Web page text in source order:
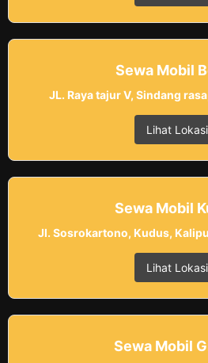
Sewa Mobil
JL. Raya tajur V, Sindang
Lihat Lokasi
Sewa Mobil
Jl. Sosrokartono, Kudus,
Lihat Lokasi
Sewa Mobil